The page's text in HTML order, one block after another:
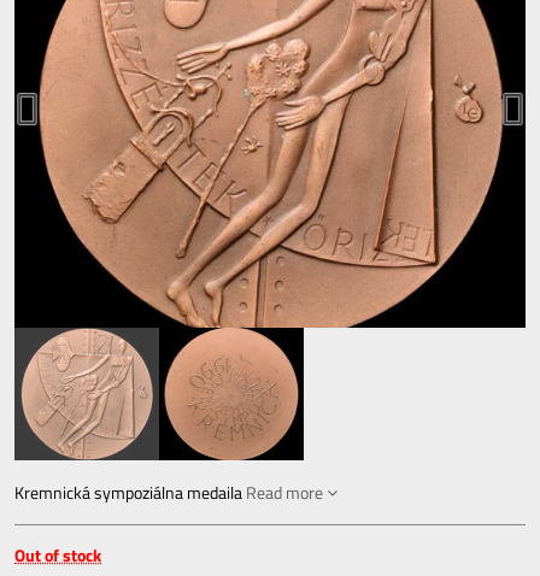
Kremnická sympoziálna medailaRead more
Out of stock